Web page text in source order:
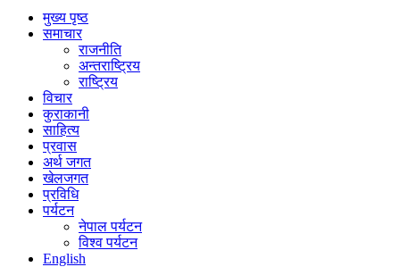
मुख्य पृष्ठ
समाचार
राजनीति
अन्तराष्ट्रिय
राष्ट्रिय
विचार
कुराकानी
साहित्य
प्रवास
अर्थ जगत
खेलजगत
प्रविधि
पर्यटन
नेपाल पर्यटन
विश्व पर्यटन
English